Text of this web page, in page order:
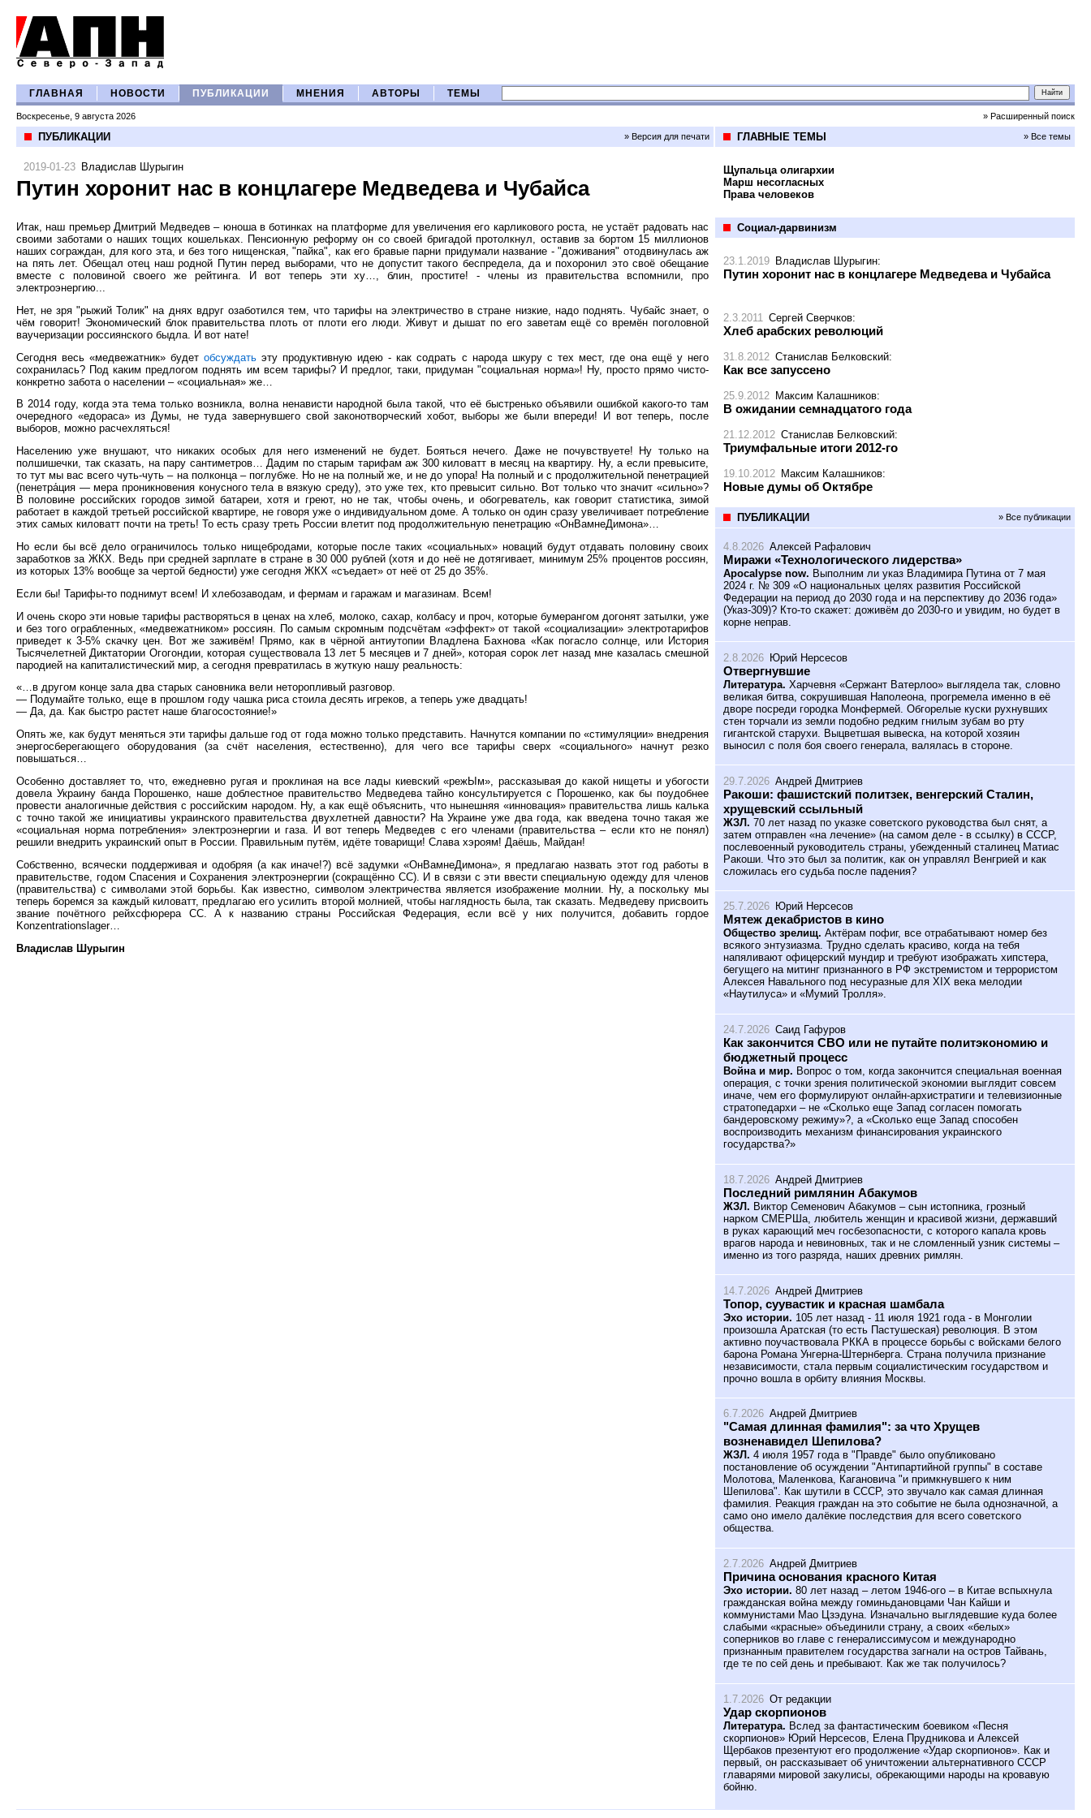
ГЛАВНАЯ НОВОСТИ ПУБЛИКАЦИИ МНЕНИЯ АВТОРЫ ТЕМЫ
Воскресенье, 9 августа 2026 » Расширенный поиск
ПУБЛИКАЦИИ » Версия для печати
2019-01-23 Владислав Шурыгин
Путин хоронит нас в концлагере Медведева и Чубайса
Итак, наш премьер Дмитрий Медведев – юноша в ботинках на платформе для увеличения его карликового роста, не устаёт радовать нас
своими заботами о наших тощих кошельках. Пенсионную реформу он со своей бригадой протолкнул, оставив за бортом 15 миллионов
наших сограждан, для кого эта, и без того нищенская, "пайка", как его бравые парни придумали название - "доживания" отодвинулась аж
на пять лет. Обещал отец наш родной Путин перед выборами, что не допустит такого беспредела, да и похоронил это своё обещание
вместе с половиной своего же рейтинга. И вот теперь эти ху…, блин, простите! - члены из правительства вспомнили, про
электроэнергию...
Нет, не зря "рыжий Толик" на днях вдруг озаботился тем, что тарифы на электричество в стране низкие, надо поднять. Чубайс знает, о
чём говорит! Экономический блок правительства плоть от плоти его люди. Живут и дышат по его заветам ещё со времён поголовной
ваучеризации россиянского быдла. И вот нате!
Сегодня весь «медвежатник» будетобсуждать эту продуктивную идею - как содрать с народа шкуру с тех мест, где она ещё у него
сохранилась? Под каким предлогом поднять им всем тарифы? И предлог, таки, придуман "социальная норма»! Ну, просто прямо чисто-
конкретно забота о населении – «социальная» же…
В 2014 году, когда эта тема только возникла, волна ненависти народной была такой, что её быстренько объявили ошибкой какого-то там
очередного «едораса» из Думы, не туда завернувшего свой законотворческий хобот, выборы же были впереди! И вот теперь, после
выборов, можно расчехляться!
Населению уже внушают, что никаких особых для него изменений не будет. Бояться нечего. Даже не почувствуете! Ну только на
полшишечки, так сказать, на пару сантиметров… Дадим по старым тарифам аж 300 киловатт в месяц на квартиру. Ну, а если превысите,
то тут мы вас всего чуть-чуть – на полконца – поглубже. Но не на полный же, и не до упора! На полный и с продолжительной пенетрацией
(пенетра́ция — мера проникновения конусного тела в вязкую среду), это уже тех, кто превысит сильно. Вот только что значит «сильно»?
В половине российских городов зимой батареи, хотя и греют, но не так, чтобы очень, и обогреватель, как говорит статистика, зимой
работает в каждой третьей российской квартире, не говоря уже о индивидуальном доме. А только он один сразу увеличивает потребление
этих самых киловатт почти на треть! То есть сразу треть России влетит под продолжительную пенетрацию «ОнВамнеДимона»…
Но если бы всё дело ограничилось только нищебродами, которые после таких «социальных» новаций будут отдавать половину своих
заработков за ЖКХ. Ведь при средней зарплате в стране в 30 000 рублей (хотя и до неё не дотягивает, минимум 25% процентов россиян,
из которых 13% вообще за чертой бедности) уже сегодня ЖКХ «съедает» от неё от 25 до 35%.
Если бы! Тарифы-то поднимут всем! И хлебозаводам, и фермам и гаражам и магазинам. Всем!
И очень скоро эти новые тарифы растворяться в ценах на хлеб, молоко, сахар, колбасу и проч, которые бумерангом догонят затылки, уже
и без того ограбленных, «медвежатником» россиян. По самым скромным подсчётам «эффект» от такой «социализации» электротарифов
приведет к 3-5% скачку цен. Вот же заживём! Прямо, как в чёрной антиутопии Владлена Бахнова «Как погасло солнце, или История
Тысячелетней Диктатории Огогондии, которая существовала 13 лет 5 месяцев и 7 дней», которая сорок лет назад мне казалась смешной
пародией на капиталистический мир, а сегодня превратилась в жуткую нашу реальность:
«…в другом конце зала два старых сановника вели неторопливый разговор.
— Подумайте только, еще в прошлом году чашка риса стоила десять игреков, а теперь уже двадцать!
— Да, да. Как быстро растет наше благосостояние!»
Опять же, как будут меняться эти тарифы дальше год от года можно только представить. Начнутся компании по «стимуляции» внедрения
энергосберегающего оборудования (за счёт населения, естественно), для чего все тарифы сверх «социального» начнут резко
повышаться…
Особенно доставляет то, что, ежедневно ругая и проклиная на все лады киевский «режЫм», рассказывая до какой нищеты и убогости
довела Украину банда Порошенко, наше доблестное правительство Медведева тайно консультируется с Порошенко, как бы поудобнее
провести аналогичные действия с российским народом. Ну, а как ещё объяснить, что нынешняя «инновация» правительства лишь калька
с точно такой же инициативы украинского правительства двухлетней давности? На Украине уже два года, как введена точно такая же
«социальная норма потребления» электроэнергии и газа. И вот теперь Медведев с его членами (правительства – если кто не понял)
решили внедрить украинский опыт в России. Правильным путём, идёте товарищи! Слава хэроям! Даёшь, Майдан!
Собственно, всячески поддерживая и одобряя (а как иначе!?) всё задумки «ОнВамнеДимона», я предлагаю назвать этот год работы в
правительстве, годом Спасения и Сохранения электроэнергии (сокращённо СС). И в связи с эти ввести специальную одежду для членов
(правительства) с символами этой борьбы. Как известно, символом электричества является изображение молнии. Ну, а поскольку мы
теперь боремся за каждый киловатт, предлагаю его усилить второй молнией, чтобы наглядность была, так сказать. Медведеву присвоить
звание почётного рейхсфюрера СС. А к названию страны Российская Федерация, если всё у них получится, добавить гордое
Konzentrationslager…
Владислав Шурыгин
ГЛАВНЫЕ ТЕМЫ » Все темы
Щупальца олигархии
Марш несогласных
Права человеков
Социал-дарвинизм
23.1.2019 Владислав Шурыгин:
Путин хоронит нас в концлагере Медведева и Чубайса
2.3.2011 Сергей Сверчков:
Хлеб арабских революций
31.8.2012 Станислав Белковский:
Как все запуссено
25.9.2012 Максим Калашников:
В ожидании семнадцатого года
21.12.2012 Станислав Белковский:
Триумфальные итоги 2012-го
19.10.2012 Максим Калашников:
Новые думы об Октябре
ПУБЛИКАЦИИ » Все публикации
4.8.2026 Алексей Рафалович
Миражи «Технологического лидерства»
Apocalypse now. Выполним ли указ Владимира Путина от 7 мая
2024 г. № 309 «О национальных целях развития Российской
Федерации на период до 2030 года и на перспективу до 2036 года»
(Указ-309)? Кто-то скажет: доживём до 2030-го и увидим, но будет в
корне неправ.
2.8.2026 Юрий Нерсесов
Отвергнувшие
Литература. Харчевня «Сержант Ватерлоо» выглядела так, словно
великая битва, сокрушившая Наполеона, прогремела именно в её
дворе посреди городка Монфермей. Обгорелые куски рухнувших
стен торчали из земли подобно редким гнилым зубам во рту
гигантской старухи. Выцветшая вывеска, на которой хозяин
выносил с поля боя своего генерала, валялась в стороне.
29.7.2026 Андрей Дмитриев
Ракоши: фашистский политзек, венгерский Сталин,
хрущевский ссыльный
ЖЗЛ. 70 лет назад по указке советского руководства был снят, а
затем отправлен «на лечение» (на самом деле - в ссылку) в СССР,
послевоенный руководитель страны, убежденный сталинец Матиас
Ракоши. Что это был за политик, как он управлял Венгрией и как
сложилась его судьба после падения?
25.7.2026 Юрий Нерсесов
Мятеж декабристов в кино
Общество зрелищ. Актёрам пофиг, все отрабатывают номер без
всякого энтузиазма. Трудно сделать красиво, когда на тебя
напяливают офицерский мундир и требуют изображать хипстера,
бегущего на митинг признанного в РФ экстремистом и террористом
Алексея Навального под несуразные для XIX века мелодии
«Наутилуса» и «Мумий Тролля».
24.7.2026 Саид Гафуров
Как закончится СВО или не путайте политэкономию и
бюджетный процесс
Война и мир. Вопрос о том, когда закончится специальная военная
операция, с точки зрения политической экономии выглядит совсем
иначе, чем его формулируют онлайн-архистратиги и телевизионные
стратопедархи – не «Сколько еще Запад согласен помогать
бандеровскому режиму»?, а «Сколько еще Запад способен
воспроизводить механизм финансирования украинского
государства?»
18.7.2026 Андрей Дмитриев
Последний римлянин Абакумов
ЖЗЛ. Виктор Семенович Абакумов – сын истопника, грозный
нарком СМЕРШа, любитель женщин и красивой жизни, державший
в руках карающий меч госбезопасности, с которого капала кровь
врагов народа и невиновных, так и не сломленный узник системы –
именно из того разряда, наших древних римлян.
14.7.2026 Андрей Дмитриев
Топор, суувастик и красная шамбала
Эхо истории. 105 лет назад - 11 июля 1921 года - в Монголии
произошла Аратская (то есть Пастушеская) революция. В этом
активно поучаствовала РККА в процессе борьбы с войсками белого
барона Романа Унгерна-Штернберга. Страна получила признание
независимости, стала первым социалистическим государством и
прочно вошла в орбиту влияния Москвы.
6.7.2026 Андрей Дмитриев
"Самая длинная фамилия": за что Хрущев
возненавидел Шепилова?
ЖЗЛ. 4 июля 1957 года в "Правде" было опубликовано
постановление об осуждении "Антипартийной группы" в составе
Молотова, Маленкова, Кагановича "и примкнувшего к ним
Шепилова". Как шутили в СССР, это звучало как самая длинная
фамилия. Реакция граждан на это событие не была однозначной, а
само оно имело далёкие последствия для всего советского
общества.
2.7.2026 Андрей Дмитриев
Причина основания красного Китая
Эхо истории. 80 лет назад – летом 1946-ого – в Китае вспыхнула
гражданская война между гоминьдановцами Чан Кайши и
коммунистами Мао Цзэдуна. Изначально выглядевшие куда более
слабыми «красные» объединили страну, а своих «белых»
соперников во главе с генералиссимусом и международно
признанным правителем государства загнали на остров Тайвань,
где те по сей день и пребывают. Как же так получилось?
1.7.2026 От редакции
Удар скорпионов
Литература. Вслед за фантастическим боевиком «Песня
скорпионов» Юрий Нерсесов, Елена Прудникова и Алексей
Щербаков презентуют его продолжение «Удар скорпионов». Как и
первый, он рассказывает об уничтожении альтернативного СССР
главарями мировой закулисы, обрекающими народы на кровавую
бойню.